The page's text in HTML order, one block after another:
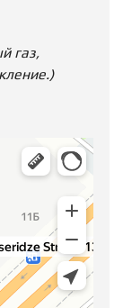
газ,